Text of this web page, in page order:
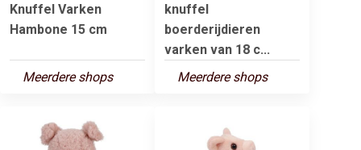
Knuffel Varken
Hambone 15 cm
Meerdere shops
knuffel
boerderijdieren
varken van 18 c...
Meerdere shops